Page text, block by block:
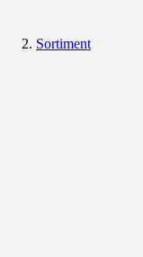
Sortiment